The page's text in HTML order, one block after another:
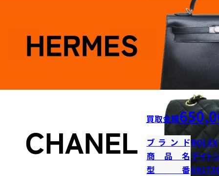
買取金額
ブランドROLEX
商品名デイト
型番